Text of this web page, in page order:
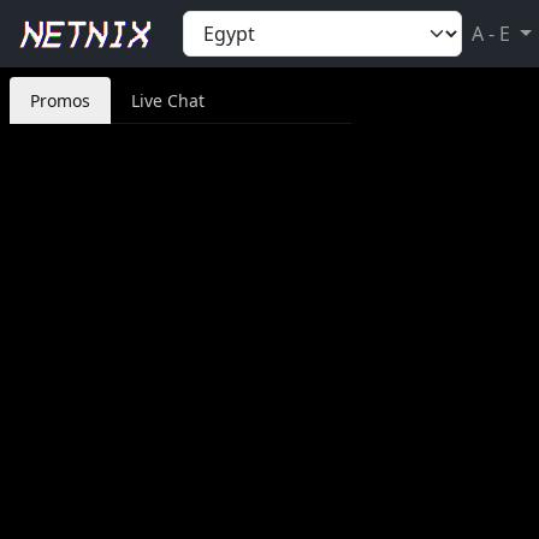
A - E
Promos Live Chat